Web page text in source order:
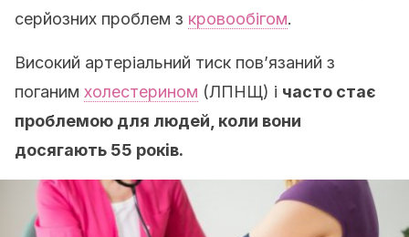
серйозних проблем з кровообігом.
Високий артеріальний тиск пов’язаний з
поганим холестерином (ЛПНЩ) і часто стає
проблемою для людей, коли вони
досягають 55 років.